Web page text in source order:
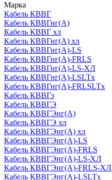
Марка
Кабель КВВГ
Кабель КВВГнг(А)
Кабель КВВГ хл
Кабель КВВГнг(А) хл
Кабель КВВГнг(А)-LS
Кабель КВВГнг(А)-FRLS
Кабель КВВГнг(А)-LS-ХЛ
Кабель КВВГнг(А)-LSLTx
Кабель КВВГнг(А)-FRLSLTx
Кабель КВВГз
Кабель КВВГЭ
Кабель КВВГЭнг(А)
Кабель КВВГЭ хл
Кабель КВВГЭнг(А) хл
Кабель КВВГЭнг(А)-LS
Кабель КВВГЭнг(А)-FRLS
Кабель КВВГЭнг(А)-LS-ХЛ
Кабель КВВГЭнг(А)-FRLS-ХЛ
Кабель КВВГЭнг(А)-LSLTx